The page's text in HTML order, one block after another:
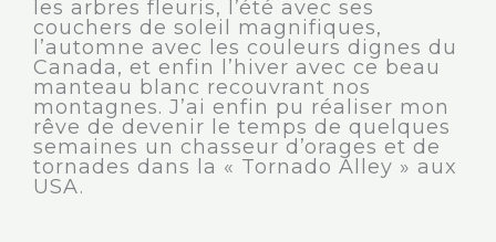
les arbres fleuris, l’été avec ses
couchers de soleil magnifiques,
l’automne avec les couleurs dignes du
Canada, et enfin l’hiver avec ce beau
manteau blanc recouvrant nos
montagnes. J’ai enfin pu réaliser mon
rêve de devenir le temps de quelques
semaines un chasseur d’orages et de
tornades dans la « Tornado Alley » aux
USA.